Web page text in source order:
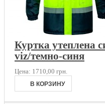
Куртка утеплена
viz/темно-синя
Цена: 1710,00 грн.